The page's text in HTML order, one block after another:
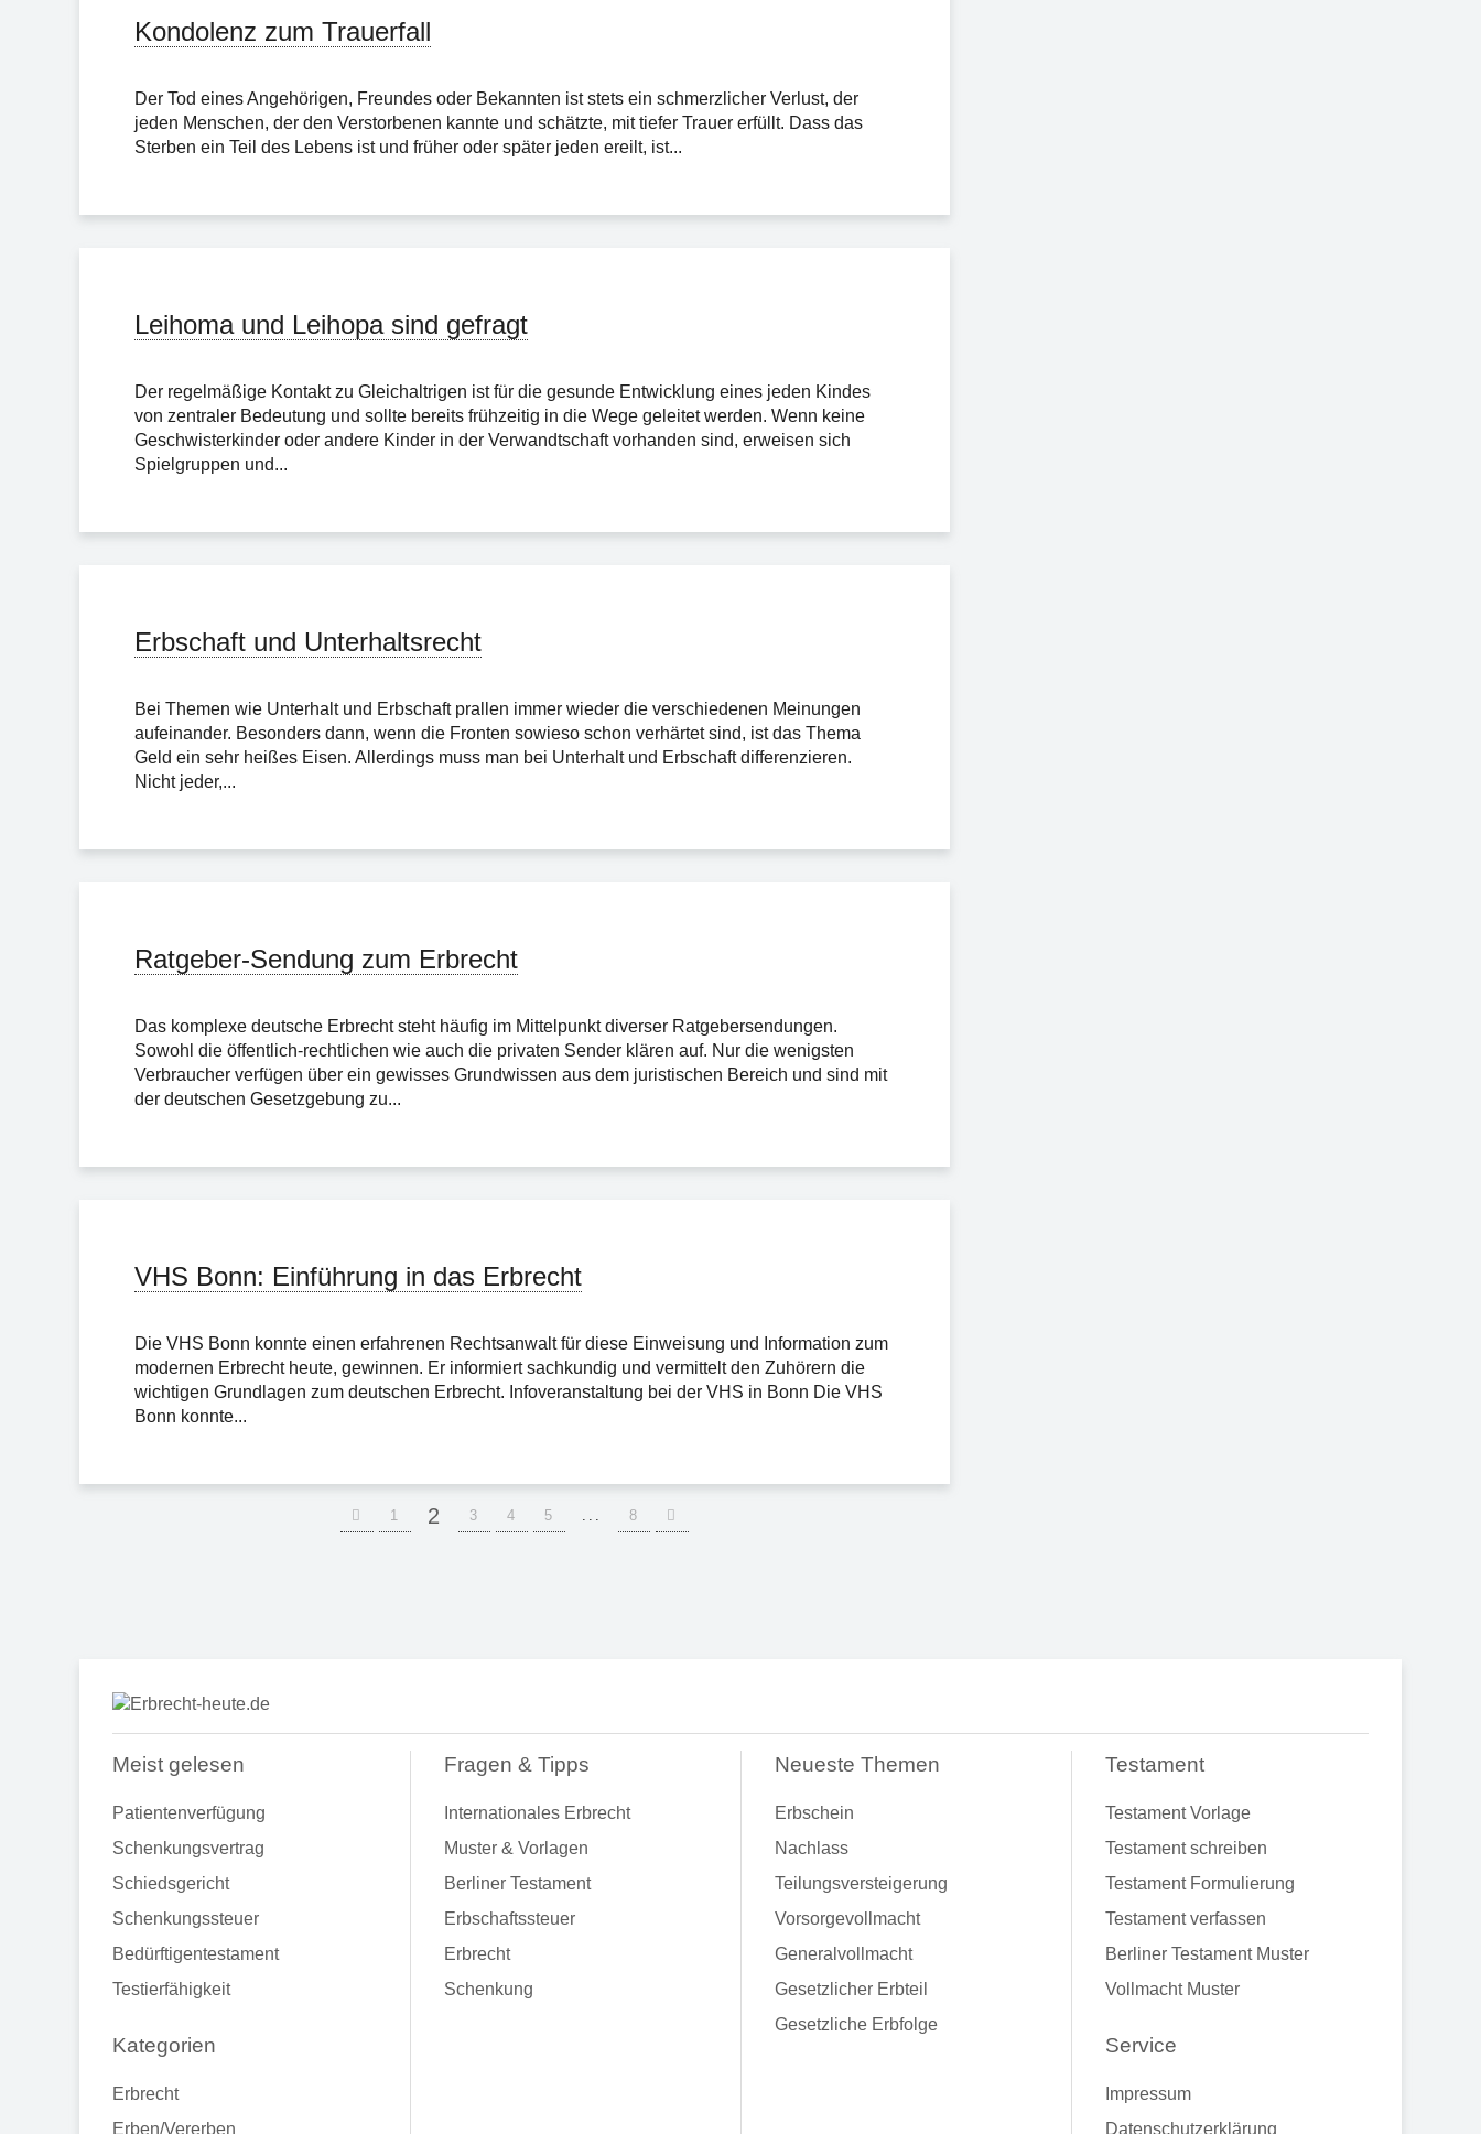
Kondolenz zum Trauerfall
Der Tod eines Angehörigen, Freundes oder Bekannten ist stets ein schmerzlicher Verlust, der
jeden Menschen, der den Verstorbenen kannte und schätzte, mit tiefer Trauer erfüllt. Dass das
Sterben ein Teil des Lebens ist und früher oder später jeden ereilt, ist...
Leihoma und Leihopa sind gefragt
Der regelmäßige Kontakt zu Gleichaltrigen ist für die gesunde Entwicklung eines jeden Kindes
von zentraler Bedeutung und sollte bereits frühzeitig in die Wege geleitet werden. Wenn keine
Geschwisterkinder oder andere Kinder in der Verwandtschaft vorhanden sind, erweisen sich
Spielgruppen und...
Erbschaft und Unterhaltsrecht
Bei Themen wie Unterhalt und Erbschaft prallen immer wieder die verschiedenen Meinungen
aufeinander. Besonders dann, wenn die Fronten sowieso schon verhärtet sind, ist das Thema
Geld ein sehr heißes Eisen. Allerdings muss man bei Unterhalt und Erbschaft differenzieren.
Nicht jeder,...
Ratgeber-Sendung zum Erbrecht
Das komplexe deutsche Erbrecht steht häufig im Mittelpunkt diverser Ratgebersendungen.
Sowohl die öffentlich-rechtlichen wie auch die privaten Sender klären auf. Nur die wenigsten
Verbraucher verfügen über ein gewisses Grundwissen aus dem juristischen Bereich und sind mit
der deutschen Gesetzgebung zu...
VHS Bonn: Einführung in das Erbrecht
Die VHS Bonn konnte einen erfahrenen Rechtsanwalt für diese Einweisung und Information zum
modernen Erbrecht heute, gewinnen. Er informiert sachkundig und vermittelt den Zuhörern die
wichtigen Grundlagen zum deutschen Erbrecht. Infoveranstaltung bei der VHS in Bonn Die VHS
Bonn konnte...
1 2 3 4 5 ... 8
Meist gelesen
Patientenverfügung
Schenkungsvertrag
Schiedsgericht
Schenkungssteuer
Bedürftigentestament
Testierfähigkeit
Kategorien
Erbrecht
Erben/Vererben
Fragen & Tipps
Internationales Erbrecht
Muster & Vorlagen
Berliner Testament
Erbschaftssteuer
Erbrecht
Schenkung
Neueste Themen
Erbschein
Nachlass
Teilungsversteigerung
Vorsorgevollmacht
Generalvollmacht
Gesetzlicher Erbteil
Gesetzliche Erbfolge
Testament
Testament Vorlage
Testament schreiben
Testament Formulierung
Testament verfassen
Berliner Testament Muster
Vollmacht Muster
Service
Impressum
Datenschutzerklärung